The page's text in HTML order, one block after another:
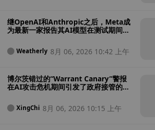
继OpenAI和Anthropic之后，Meta成
为最新一家报告其AI模型在测试期间入
Weatherly 8月 06, 2026 10:42 上午
博尔茨错过的“Warrant Canary”警报
在AI攻击危机期间引发了政府接管的担
XingChi 8月 06, 2026 10:15 上午